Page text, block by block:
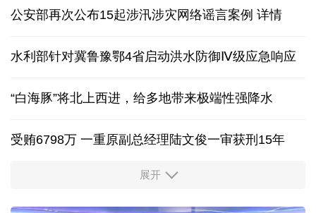
公安部再次公布15起涉汛涉灾网络谣言案例 详情
水利部针对冀鲁豫鄂4省启动洪水防御Ⅳ级应急响应
“白海豚”将北上西进，给多地带来极端性强降水
受贿6798万 一重原副总经理陆文俊一审获刑15年
从中国空调热销欧洲，看中国制造惠及全球
展开